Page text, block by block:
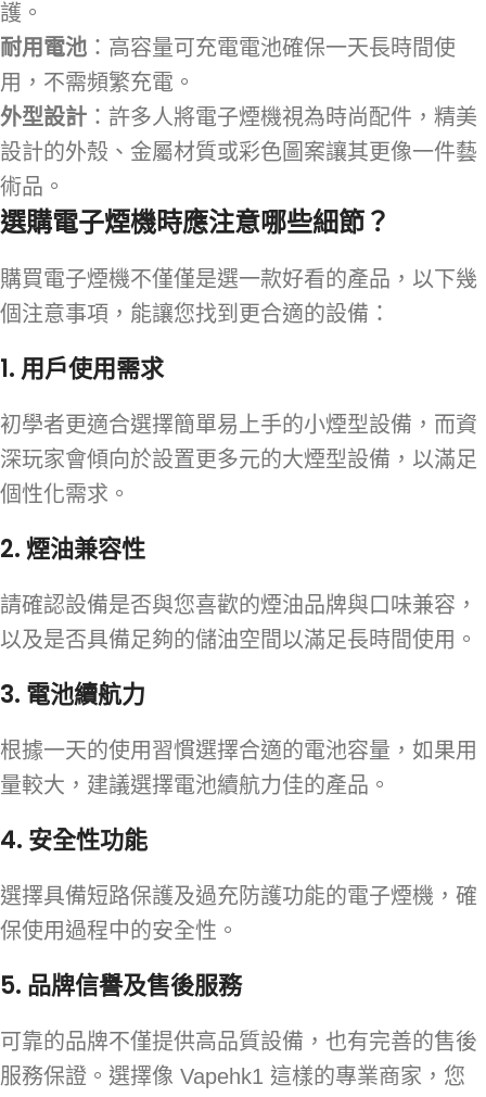
護。
耐用電池 ：高容量可充電電池確保一天長時間使
用，不需頻繁充電。
外型設計 ：許多人將電子煙機視為時尚配件，精美
設計的外殼、金屬材質或彩色圖案讓其更像一件藝
術品。
選購電子煙機時應注意哪些細節？
購買電子煙機不僅僅是選一款好看的產品，以下幾
個注意事項，能讓您找到更合適的設備：
1. 用戶使用需求
初學者更適合選擇簡單易上手的小煙型設備，而資
深玩家會傾向於設置更多元的大煙型設備，以滿足
個性化需求。
2.煙油兼容性
請確認設備是否與您喜歡的煙油品牌與口味兼容，
以及是否具備足夠的儲油空間以滿足長時間使用。
3. 電池續航力
根據一天的使用習慣選擇合適的電池容量，如果用
量較大，建議選擇電池續航力佳的產品。
4. 安全性功能
選擇具備短路保護及過充防護功能的電子煙機，確
保使用過程中的安全性。
5. 品牌信譽及售後服務
可靠的品牌不僅提供高品質設備，也有完善的售後
服務保證。選擇像 Vapehk1 這樣的專業商家，您